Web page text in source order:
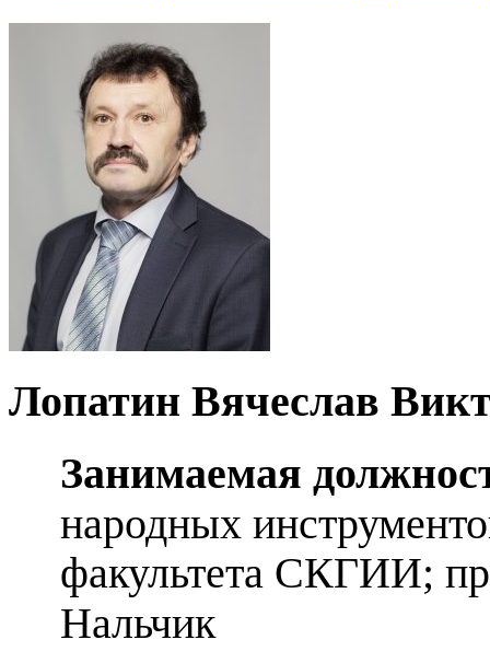
Лопатин Вячеслав
Занимаемая
народных
факультета СКГИИ;
Нальчик